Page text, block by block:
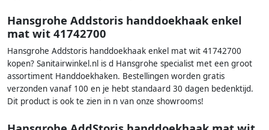
Hansgrohe Addstoris handdoekhaak enkel
mat wit 41742700
Hansgrohe Addstoris handdoekhaak enkel mat wit 41742700
kopen? Sanitairwinkel.nl is d Hansgrohe specialist met een groot
assortiment Handdoekhaken. Bestellingen worden gratis
verzonden vanaf 100 en je hebt standaard 30 dagen bedenktijd.
Dit product is ook te zien in n van onze showrooms!